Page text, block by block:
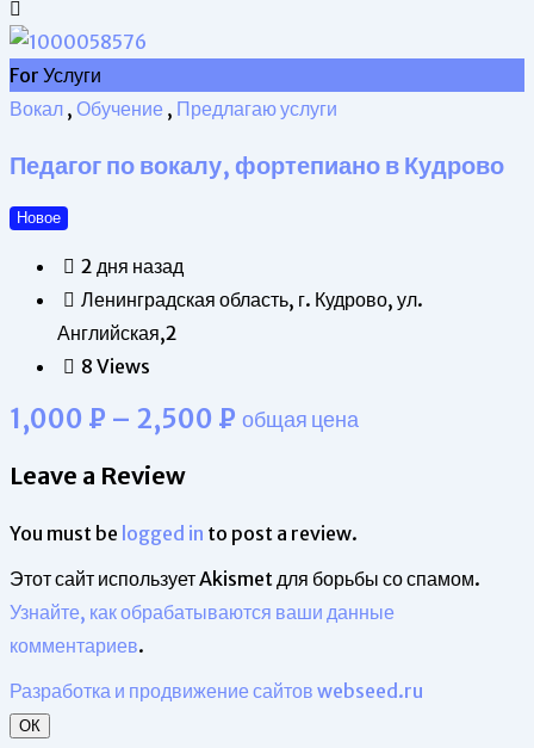
For Услуги
Вокал , Обучение , Предлагаю услуги
Педагог по вокалу, фортепиано в Кудрово
Новое
2 дня назад
Ленинградская область, г. Кудрово, ул.
Английская,2
8 Views
1,000 ₽ – 2,500 ₽ общая цена
Leave a Review
You must be logged in to post a review.
Этот сайт использует Akismet для борьбы со спамом.
Узнайте, как обрабатываются ваши данные
комментариев.
Разработка и продвижение сайтов webseed.ru
ОК